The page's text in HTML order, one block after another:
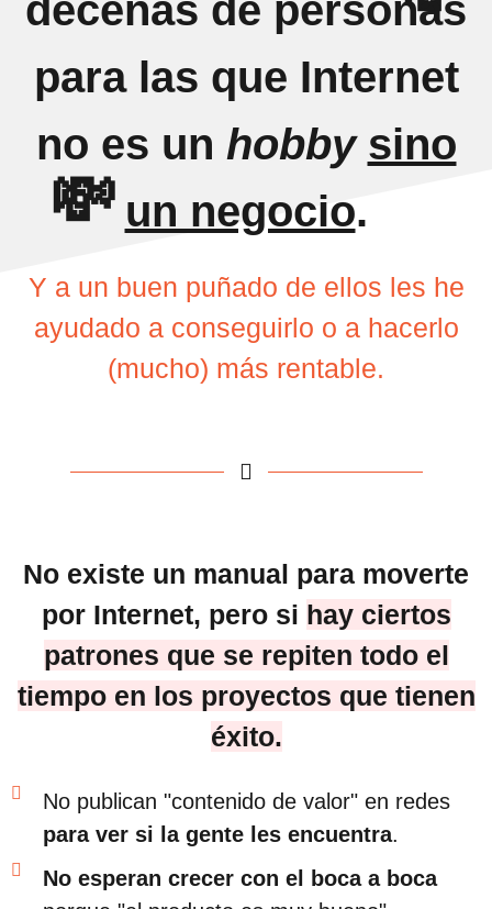
decenas de personas
para las que Internet
no es un hobby sino
un negocio.
💸
Y a un buen puñado de ellos les he
ayudado a conseguirlo o a hacerlo
(mucho) más rentable.
No existe un manual para moverte
por Internet, pero si hay ciertos
patrones que se repiten todo el
tiempo en los proyectos que tienen
éxito.
No publican "contenido de valor" en redes
para ver si la gente les encuentra.
No esperan crecer con el boca a boca